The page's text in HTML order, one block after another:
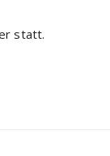
statt.